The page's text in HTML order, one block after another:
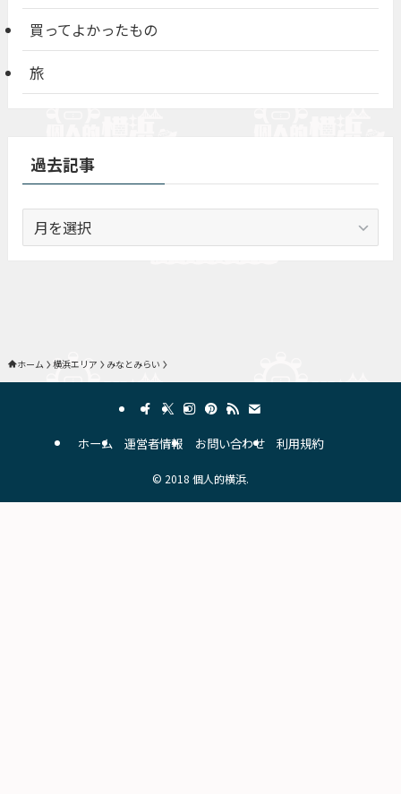
買ってよかったもの
旅
過去記事
去
ホーム 横浜エリア みなとみらい
ホーム 運営者情報 お問い合わせ 利用規約
© 2018 個人的横浜.